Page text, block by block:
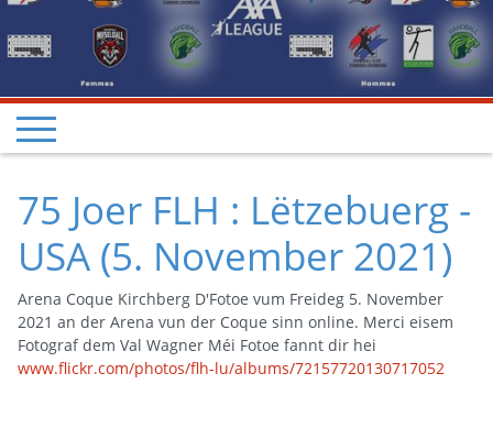
Previous Next
75 Joer FLH : Lëtzebuerg -
USA (5. November 2021)
Arena Coque Kirchberg D'Fotoe vum Freideg 5. November
2021 an der Arena vun der Coque sinn online. Merci eisem
Fotograf dem Val Wagner Méi Fotoe fannt dir hei
www.flickr.com/photos/flh-lu/albums/72157720130717052